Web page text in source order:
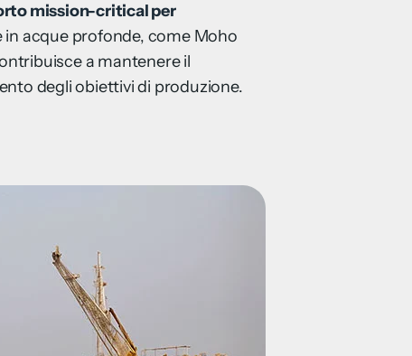
mission-critical per
acque profonde, come Moho
a mantenere il
degli obiettivi di produzione.